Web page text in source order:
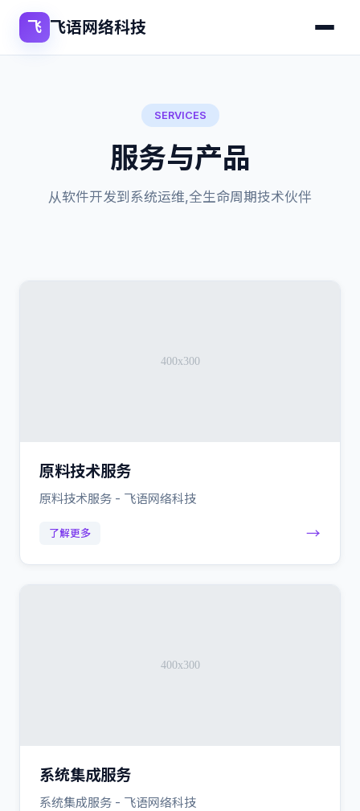
飞 飞语网络科技
SERVICES
服务与产品
从软件开发到系统运维,全生命周期技术伙伴
原料技术服务
原料技术服务 - 飞语网络科技
了解更多 →
系统集成服务
系统集成服务 - 飞语网络科技